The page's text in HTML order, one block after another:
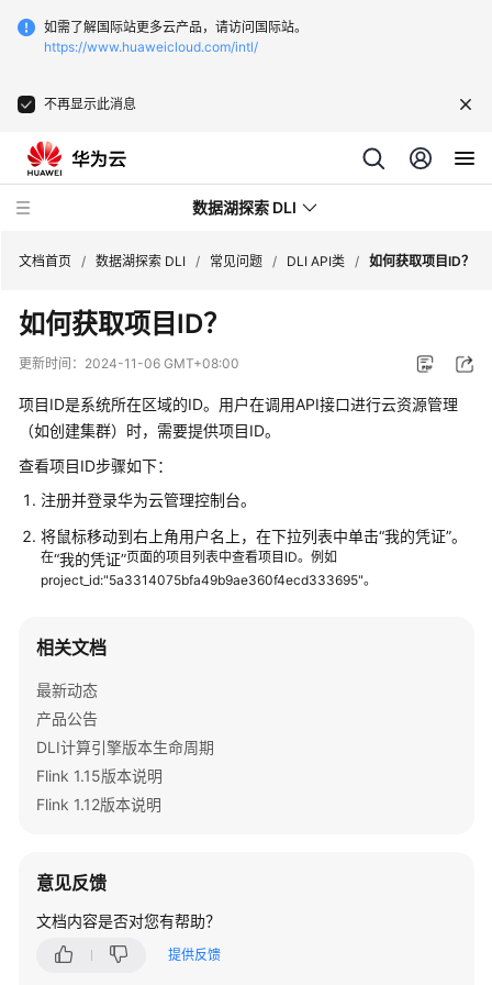
如需了解国际站更多云产品，请访问国际站。
https://www.huaweicloud.com/intl/
不再显示此消息
数据湖探索 DLI
最
新
态
务
公
告
产
绍
计
费
说
明
入
门
文档首页 / 数据湖探索 DLI / 常见问题 / DLI API类 / 如何获取项目ID？
如何获取项目ID？
更新时间： 2024-11-06 GMT+08:00
项目ID是系统所在区域的ID。用户在调用API接口进行云资源管理
（如创建集群）时，需要提供项目ID。
查看项目ID步骤如下：
注册并登录华为云管理控制台。
将鼠标移动到右上角用户名上，在下拉列表中单击“我的凭证”。
在“我的凭证”页面的项目列表中查看项目ID。例如
project_id:"5a3314075bfa49b9ae360f4ecd333695"。
相关文档
最新动态
产品公告
DLI计算引擎版本生命周期
Flink 1.15版本说明
Flink 1.12版本说明
意见反馈
文档内容是否对您有帮助？
提供反馈